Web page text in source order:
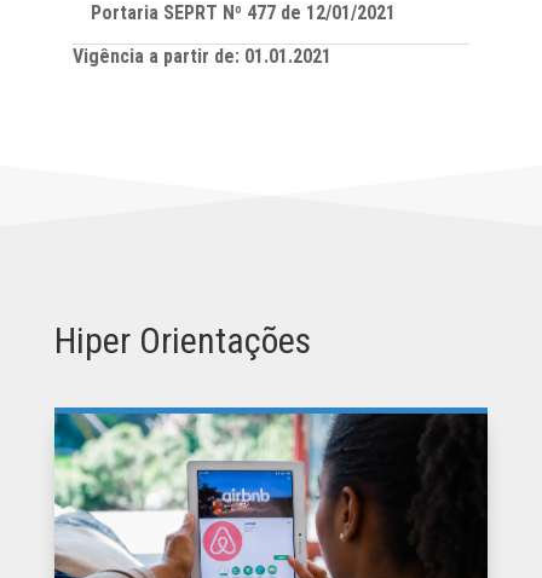
Portaria SEPRT Nº 477 de 12/01/2021
Vigência a partir de: 01.01.2021
Hiper Orientações